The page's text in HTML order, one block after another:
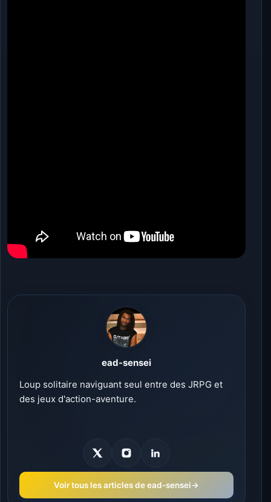
ead-sensei
Loup solitaire naviguant seul entre des JRPG et
des jeux d'action-aventure.
Voir tous les articles de ead-sensei→